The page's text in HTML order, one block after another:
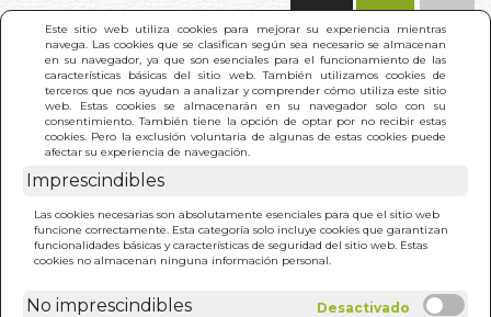
Este sitio web utiliza cookies para mejorar su experiencia mientras
navega. Las cookies que se clasifican según sea necesario se almacenan
en su navegador, ya que son esenciales para el funcionamiento de las
características básicas del sitio web. También utilizamos cookies de
terceros que nos ayudan a analizar y comprender cómo utiliza este sitio
web. Estas cookies se almacenarán en su navegador solo con su
consentimiento. También tiene la opción de optar por no recibir estas
cookies. Pero la exclusión voluntaria de algunas de estas cookies puede
afectar su experiencia de navegación.
Imprescindibles
Las cookies necesarias son absolutamente esenciales para que el sitio web
funcione correctamente. Esta categoría solo incluye cookies que garantizan
funcionalidades básicas y características de seguridad del sitio web. Estas
cookies no almacenan ninguna información personal.
No imprescindibles
INICIO > OTRA VUELTA DE TUERCA (BOL.)